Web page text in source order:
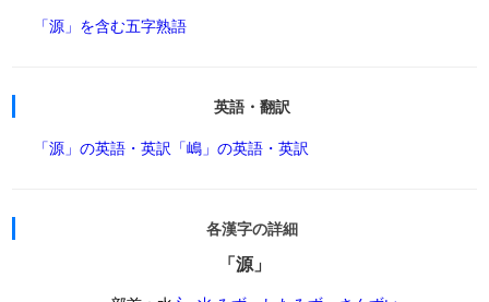
「源」を含む五字熟語
英語・翻訳
「源」の英語・英訳 「嶋」の英語・英訳
各漢字の詳細
「源」